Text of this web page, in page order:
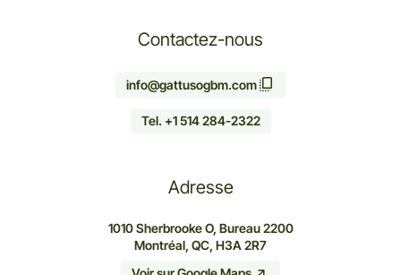
Contactez-nous
info@gattusogbm.com
Tel. +1 514 284-2322
Adresse
1010 Sherbrooke O, Bureau 2200
Montréal, QC, H3A 2R7